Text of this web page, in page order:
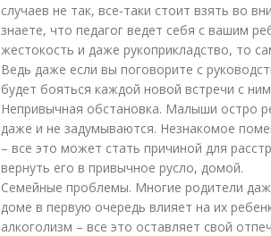
случаев не так, все-таки стоит взять во
знаете, что педагог ведет себя с вашим
жестокость и даже рукоприкладство, то
Ведь даже если вы поговорите с
будет бояться каждой новой встречи с
Непривычная обстановка. Малыши остро
даже и не задумываются. Незнакомое
– все это может стать причиной для
вернуть его в привычное русло, домой.
Семейные проблемы. Многие родители
доме в первую очередь влияет на их
алкоголизм – все это оставляет свой